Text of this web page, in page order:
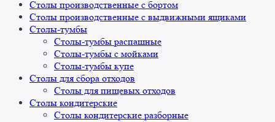
Столы производственные с бортом
Столы производственные с выдвижными ящиками
Столы-тумбы
Столы-тумбы распашные
Столы-тумбы с мойками
Столы-тумбы купе
Столы для сбора отходов
Столы для пищевых отходов
Столы кондитерские
Столы кондитерские разборные